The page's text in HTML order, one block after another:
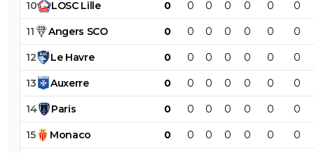
10 LOSC Lille 0 0 0 0 0 0 0
11 Angers SCO 0 0 0 0 0 0 0
12 Le Havre 0 0 0 0 0 0 0
13 Auxerre 0 0 0 0 0 0 0
14 Paris 0 0 0 0 0 0 0
15 Monaco 0 0 0 0 0 0 0